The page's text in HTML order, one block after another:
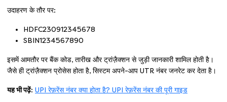
उदाहरण के तौर पर:
HDFC230912345678
SBIN1234567890
इसमें आमतौर पर बैंक कोड, तारीख और ट्रांज़ैक्शन से जुड़ी जानकारी शामिल होती है।
जैसे ही ट्रांज़ैक्शन प्रोसेस होता है, सिस्टम अपने-आप UTR नंबर जनरेट कर देता है।
यह भी पढ़ें: UPI रेफ़रेंस नंबर क्या होता है? UPI रेफ़रेंस नंबर की पूरी गाइड